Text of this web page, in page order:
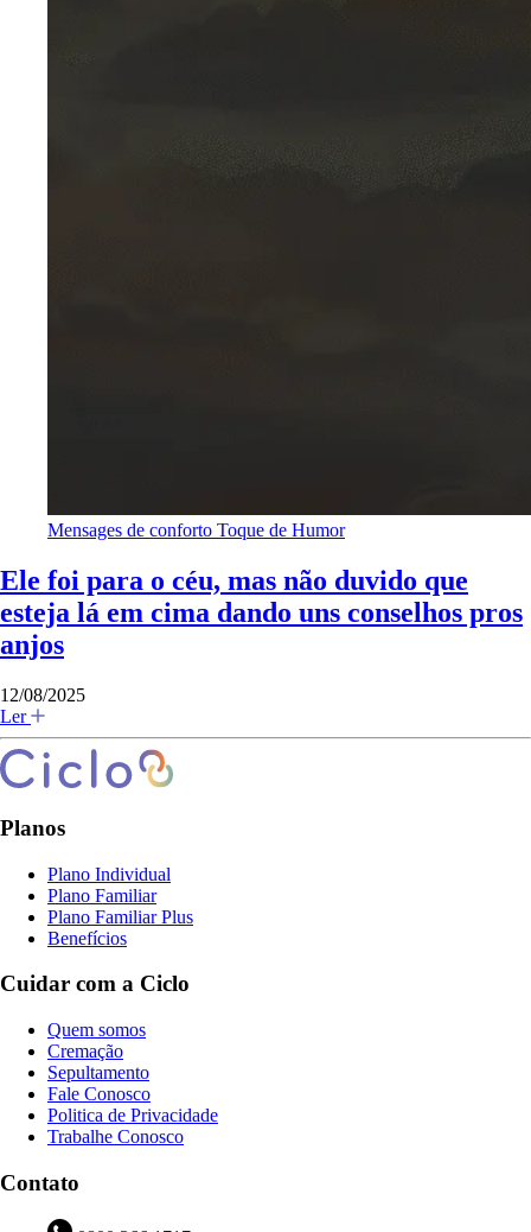
Mensages de conforto Toque de Humor
Ele foi para o céu, mas não duvido que
esteja lá em cima dando uns conselhos pros
anjos
12/08/2025
Ler
Planos
Plano Individual
Plano Familiar
Plano Familiar Plus
Benefícios
Cuidar com a Ciclo
Quem somos
Cremação
Sepultamento
Fale Conosco
Politica de Privacidade
Trabalhe Conosco
Contato